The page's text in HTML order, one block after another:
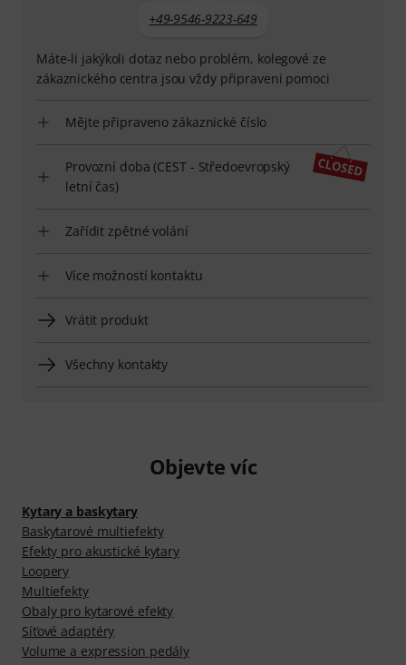
+49-9546-9223-649
Máte-li jakýkoli dotaz nebo problém, kolegové ze
zákaznického centra jsou vždy připraveni pomoci
Mějte připraveno zákaznické číslo
Provozní doba (CEST - Středoevropský
letní čas)
Zařídit zpětné volání
Více možností kontaktu
Vrátit produkt
Všechny kontakty
Objevte víc
Kytary a baskytary
Baskytarové multiefekty
Efekty pro akustické kytary
Loopery
Multiefekty
Obaly pro kytarové efekty
Síťové adaptéry
Volume a expression pedály